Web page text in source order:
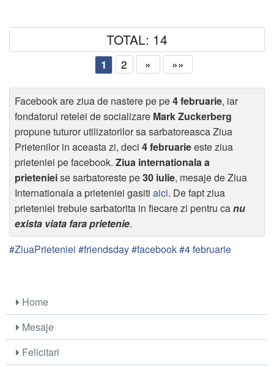
TOTAL: 14
1 2 » »»
Facebook are ziua de nastere pe pe4 februarie, iar
fondatorul retelei de socializare Mark Zuckerberg
propune tuturor utilizatorilor sa sarbatoreasca Ziua
Prietenilor in aceasta zi, deci 4 februarieeste ziua
prieteniei pe facebook. Ziua internationala a
prietenieise sarbatoreste pe30 iulie, mesaje de Ziua
Internationala a prieteniei gasiti aici. De fapt ziua
prieteniei trebuie sarbatorita in fiecare zi pentru canu
exista viata fara prietenie.
#ZiuaPrieteniei #friendsday #facebook #4 februarie
Home
Mesaje
Felicitari